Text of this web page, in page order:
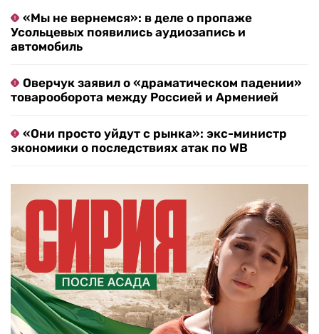
«Мы не вернемся»: в деле о пропаже
Усольцевых появились аудиозапись и
автомобиль
Оверчук заявил о «драматическом падении»
товарооборота между Россией и Арменией
«Они просто уйдут с рынка»: экс-министр
экономики о последствиях атак по WB